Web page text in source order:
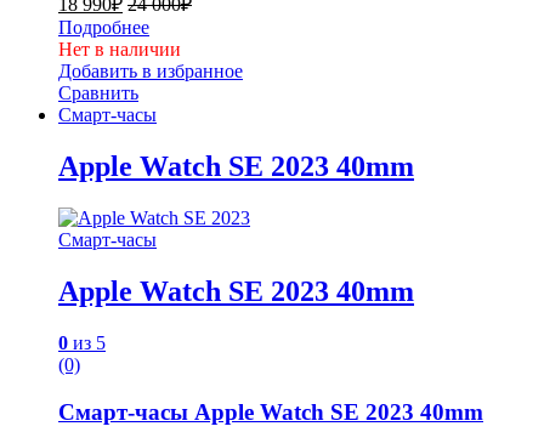
18 990₽ 24 000₽
Подробнее
Нет в наличии
Добавить в избранное
Сравнить
Смарт-часы
Apple Watch SE 2023 40mm
Смарт-часы
Apple Watch SE 2023 40mm
0 из 5
(0)
Смарт-часы Apple Watch SE 2023 40mm